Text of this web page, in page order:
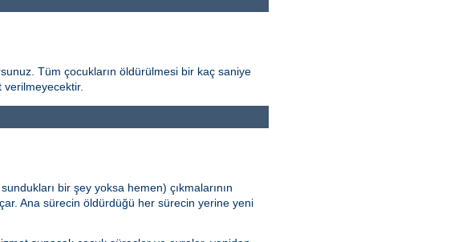
Tüm çocukların öldürülmesi bir kaç saniye
verilmeyecektir.
bir şey yoksa hemen) çıkmalarının
Ana sürecin öldürdüğü her sürecin yerine yeni